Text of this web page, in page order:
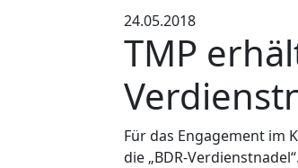
24.05.2018
TMP
Für das Engagement im
die „BDR-